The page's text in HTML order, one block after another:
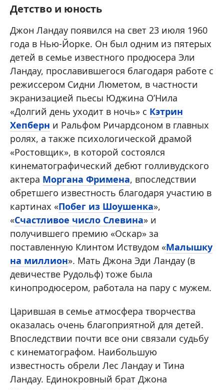
Детство и юность
Джон Ландау появился на свет 23 июля 1960
года в Нью-Йорке. Он был одним из пятерых
детей в семье известного продюсера Эли
Ландау, прославившегося благодаря работе с
режиссером Сидни Люметом, в частности
экранизацией пьесы Юджина О’Нила
«Долгий день уходит в ночь» с Кэтрин
Хепберн и Ральфом Ричардсоном в главных
ролях, а также психологической драмой
«Ростовщик», в которой состоялся
кинематографический дебют голливудского
актера Моргана Фримена, впоследствии
обретшего известность благодаря участию в
картинах «Побег из Шоушенка»,
«Счастливое число Слевина» и
получившего премию «Оскар» за
поставленную Клинтом Иствудом «Малышку
на миллион». Мать Джона Эди Ландау (в
девичестве Рудольф) тоже была
кинопродюсером, работала на пару с мужем.
Царившая в семье атмосфера творчества
оказалась очень благоприятной для детей.
Впоследствии почти все они связали судьбу
с кинематографом. Наибольшую
известность обрели Лес Ландау и Тина
Ландау. Единокровный брат Джона